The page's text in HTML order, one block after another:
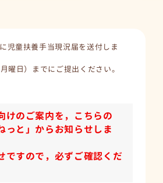
児童扶養手当現況届を送付しま
曜日）までにご提出ください。
けのご案内を，こちらの
っと」からお知らせしま
ですので，必ずご確認くだ